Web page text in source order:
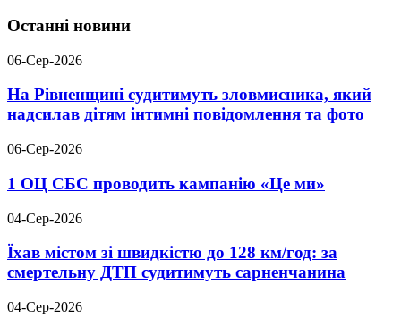
Останні новини
06-Сер-2026
На Рівненщині судитимуть зловмисника, який
надсилав дітям інтимні повідомлення та фото
06-Сер-2026
1 ОЦ СБС проводить кампанію «Це ми»
04-Сер-2026
Їхав містом зі швидкістю до 128 км/год: за
смертельну ДТП судитимуть сарненчанина
04-Сер-2026